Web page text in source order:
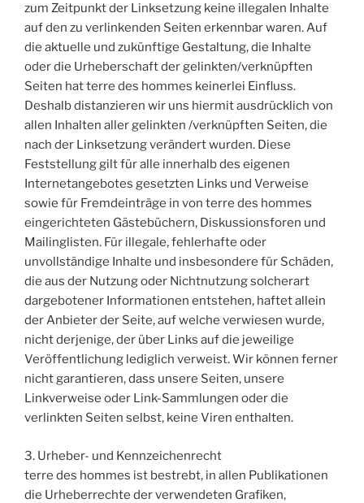
zum Zeitpunkt der Linksetzung keine illegalen Inhalte
auf den zu verlinkenden Seiten erkennbar waren. Auf
die aktuelle und zukünftige Gestaltung, die Inhalte
oder die Urheberschaft der gelinkten/verknüpften
Seiten hat terre des hommes keinerlei Einfluss.
Deshalb distanzieren wir uns hiermit ausdrücklich von
allen Inhalten aller gelinkten /verknüpften Seiten, die
nach der Linksetzung verändert wurden. Diese
Feststellung gilt für alle innerhalb des eigenen
Internetangebotes gesetzten Links und Verweise
sowie für Fremdeinträge in von terre des hommes
eingerichteten Gästebüchern, Diskussionsforen und
Mailinglisten. Für illegale, fehlerhafte oder
unvollständige Inhalte und insbesondere für Schäden,
die aus der Nutzung oder Nichtnutzung solcherart
dargebotener Informationen entstehen, haftet allein
der Anbieter der Seite, auf welche verwiesen wurde,
nicht derjenige, der über Links auf die jeweilige
Veröffentlichung lediglich verweist. Wir können ferner
nicht garantieren, dass unsere Seiten, unsere
Linkverweise oder Link-Sammlungen oder die
verlinkten Seiten selbst, keine Viren enthalten.
3. Urheber- und Kennzeichenrecht
terre des hommes ist bestrebt, in allen Publikationen
die Urheberrechte der verwendeten Grafiken,